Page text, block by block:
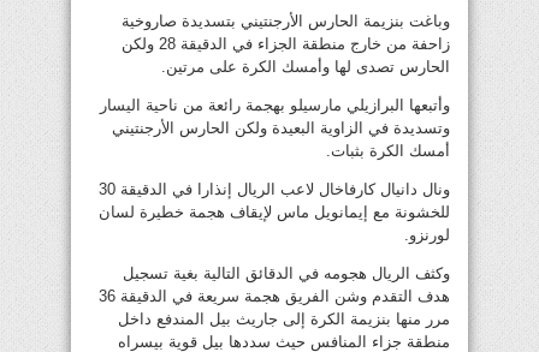
وباغت بنزيمة الحارس الأرجنتيني بتسديدة صاروخية
زاحفة من خارج منطقة الجزاء في الدقيقة 28 ولكن
الحارس تصدى لها وأمسك الكرة على مرتين.
وأتبعها البرازيلي مارسيلو بهجمة رائعة من ناحية اليسار
وتسديدة في الزاوية البعيدة ولكن الحارس الأرجنتيني
أمسك الكرة بثبات.
ونال دانيال كارفاخال لاعب الريال إنذارا في الدقيقة 30
للخشونة مع إيمانويل ماس لإيقاف هجمة خطيرة لسان
لورنزو.
وكثف الريال هجومه في الدقائق التالية بغية تسجيل
هدف التقدم وشن الفريق هجمة سريعة في الدقيقة 36
مرر منها بنزيمة الكرة إلى جاريث بيل المندفع داخل
منطقة جزاء المنافس حيث سددها بيل قوية بيسراه